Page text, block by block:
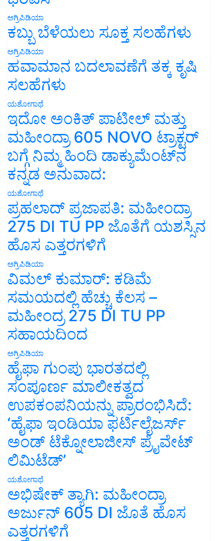
ಅಗ್ರಿಪಿಡಿಯಾ
ಕಬ್ಬು ಬೆಳೆಯಲು ಸೂಕ್ತ ಸಲಹೆಗಳು
ಅಗ್ರಿಪಿಡಿಯಾ
ಹವಾಮಾನ ಬದಲಾವಣೆಗೆ ತಕ್ಕ ಕೃಷಿ
ಸಲಹೆಗಳು
ಯಶೋಗಾಥೆ
ಇದೋ ಅಂಕಿತ್ ಪಾಟೀಲ್ ಮತ್ತು
ಮಹೀಂದ್ರಾ 605 NOVO ಟ್ರಾಕ್ಟರ್
ಬಗ್ಗೆ ನಿಮ್ಮ ಹಿಂದಿ ಡಾಕ್ಯುಮೆಂಟ್‌ನ
ಕನ್ನಡ ಅನುವಾದ:
ಯಶೋಗಾಥೆ
ಪ್ರಹಲಾದ್ ಪ್ರಜಾಪತಿ: ಮಹೀಂದ್ರಾ
275 DI TU PP ಜೊತೆಗೆ ಯಶಸ್ಸಿನ
ಹೊಸ ಎತ್ತರಗಳಿಗೆ
ಅಗ್ರಿಪಿಡಿಯಾ
ವಿಮಲ್ ಕುಮಾರ್: ಕಡಿಮೆ
ಸಮಯದಲ್ಲಿ ಹೆಚ್ಚು ಕೆಲಸ –
ಮಹೀಂದ್ರ 275 DI TU PP
ಸಹಾಯದಿಂದ
ಅಗ್ರಿಪಿಡಿಯಾ
ಹೈಫಾ ಗುಂಪು ಭಾರತದಲ್ಲಿ
ಸಂಪೂರ್ಣ ಮಾಲೀಕತ್ವದ
ಉಪಕಂಪನಿಯನ್ನು ಪ್ರಾರಂಭಿಸಿದೆ:
‘ಹೈಫಾ ಇಂಡಿಯಾ ಫರ್ಟಿಲೈಜರ್ಸ್
ಅಂಡ್ ಟೆಕ್ನೋಲಾಜೀಸ್ ಪ್ರೈವೇಟ್
ಲಿಮಿಟೆಡ್’
ಯಶೋಗಾಥೆ
ಅಭಿಷೇಕ್ ತ್ಯಾಗಿ: ಮಹೀಂದ್ರಾ
ಅರ್ಜುನ್ 605 DI ಜೊತೆ ಹೊಸ
ಎತ್ತರಗಳಿಗೆ